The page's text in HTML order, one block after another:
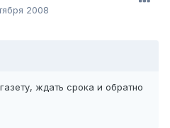
2008
ждать срока и обратно